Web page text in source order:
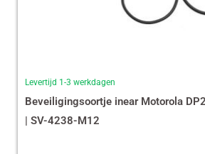
Levertijd 1-3 werkdagen
Beveiligingsoortje inear Motorola
| SV-4238-M12